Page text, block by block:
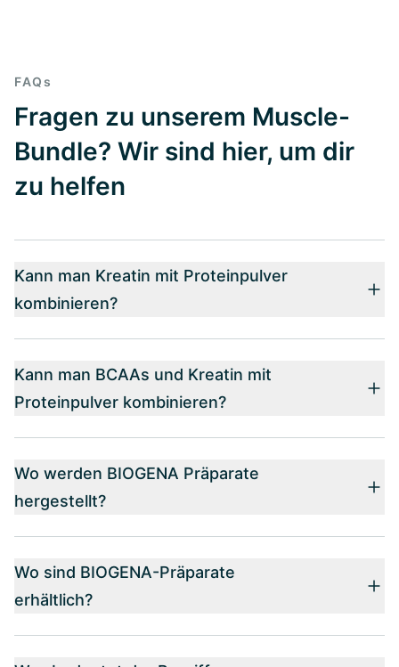
FAQs
Fragen zu unserem Muscle-
Bundle? Wir sind hier, um dir
zu helfen
Kann man Kreatin mit Proteinpulver
kombinieren?
Kann man BCAAs und Kreatin mit
Proteinpulver kombinieren?
Wo werden BIOGENA Präparate
hergestellt?
Wo sind BIOGENA-Präparate
erhältlich?